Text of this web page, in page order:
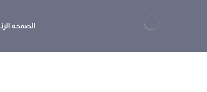
الصفحة